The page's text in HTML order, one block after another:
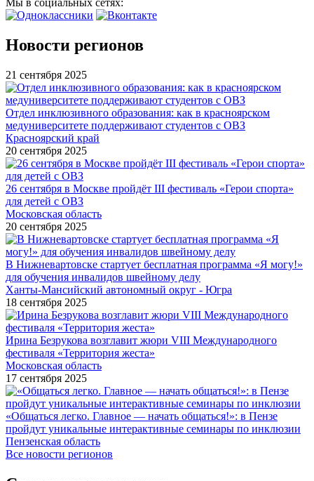
Новости регионов
21 сентября 2025
Отдел инклюзивного образования: как в красноярском
медуниверситете поддерживают студентов с ОВЗ
Красноярский край
20 сентября 2025
26 сентября в Москве пройдёт III фестиваль «Герои спорта»
для детей с ОВЗ
Московская область
20 сентября 2025
В Нижневартовске стартует бесплатная программа «Я могу!»
для обучения инвалидов швейному делу
Ханты-Мансийский автономный округ - Югра
18 сентября 2025
Ирина Безрукова возглавит жюри VIII Международного
фестиваля «Территория жеста»
Московская область
17 сентября 2025
«Общаться легко. Главное — начать общаться!»: в Пензе
пройдут уникальные интерактивные семинары по инклюзии
Пензенская область
Все новости регионов